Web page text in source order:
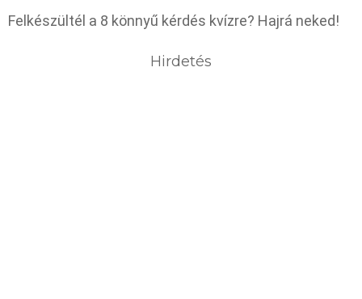
Felkészültél a 8 könnyű kérdés kvízre? Hajrá neked!
Hirdetés